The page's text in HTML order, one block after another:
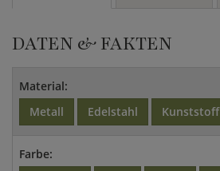
DATEN & FAKTEN
Material:
Metall
Edelstahl Kunststoff
Farbe: